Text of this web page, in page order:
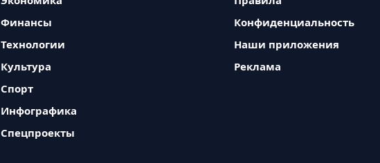
Финансы
Технологии
Культура
Спорт
Инфографика
Спецпроекты
Конфиденциальность
Наши приложения
Реклама